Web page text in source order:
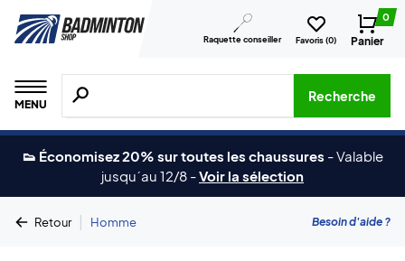
Raquette conseiller Favoris (0)
0
Panier
MENU
Recherche de produits, de marques, etc.
Recherche
👟 Économisez 20% sur toutes les chaussures -Valable
jusqu´au 12/8 -Voir la sélection
Retour | Homme Besoin d'aide ?